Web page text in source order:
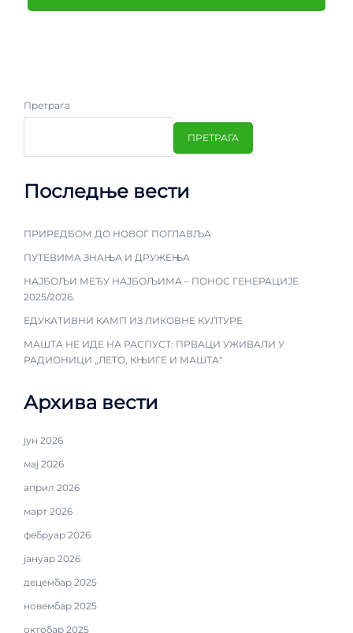
Претрага
ПРЕТРАГА
Последње вести
ПРИРЕДБОМ ДО НОВОГ ПОГЛАВЉА
ПУТЕВИМА ЗНАЊА И ДРУЖЕЊА
НАЈБОЉИ МЕЂУ НАЈБОЉИМА – ПОНОС ГЕНЕРАЦИЈЕ
2025/2026.
ЕДУКАТИВНИ КАМП ИЗ ЛИКОВНЕ КУЛТУРЕ
МАШТА НЕ ИДЕ НА РАСПУСТ: ПРВАЦИ УЖИВАЛИ У
РАДИОНИЦИ „ЛЕТО, КЊИГЕ И МАШТА“
Архива вести
јун 2026
мај 2026
април 2026
март 2026
фебруар 2026
јануар 2026
децембар 2025
новембар 2025
октобар 2025